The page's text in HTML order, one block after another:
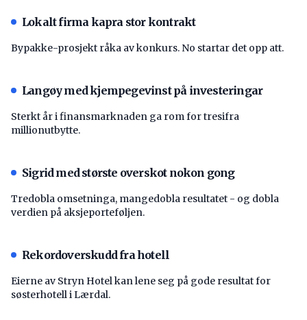
Lokalt firma kapra stor kontrakt
Bypakke-prosjekt råka av konkurs. No startar det opp att.
Langøy med kjempegevinst på investeringar
Sterkt år i finansmarknaden ga rom for tresifra
millionutbytte.
Sigrid med største overskot nokon gong
Tredobla omsetninga, mangedobla resultatet - og dobla
verdien på aksjeporteføljen.
Rekordoverskudd fra hotell
Eierne av Stryn Hotel kan lene seg på gode resultat for
søsterhotell i Lærdal.